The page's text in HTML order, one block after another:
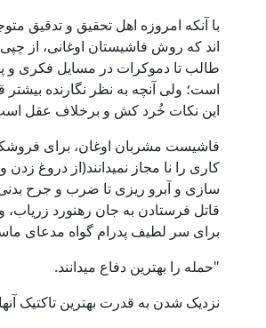
با آنکه امروزه اهل تحقیق و تدقیق
اند که روش فاشیستان اوغانی، از چپی
طالب تا دموکرات در مسایل فکری و
است؛ ولی آنچه به نظر نگارنده
این نکات خُرد کش و برخلاف عقل
فاشیست مشربان اوغان، برای
کاری را نا مجاز نمیدانند(از دروغ زدن
سازی و آبرو ریزی تا ضرب و جرح
قاتل فرستادن به جان رهنورد زریاب،
برای سر لطیف پدرام گواه مدعای
"حمله را بهترین دفاع میدانند.
نزدیک شدن به قدرت بهترین تاکتیک